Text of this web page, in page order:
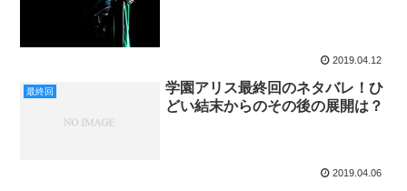
2019.04.12
最終回
学園アリス最終回のネタバレ！ひ
どい結末からのその後の展開は？
2019.04.06